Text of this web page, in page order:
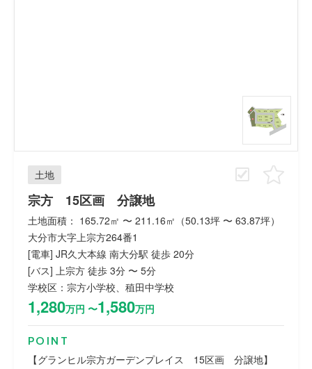
土地
宗方 15区画 分譲地
土地面積： 165.72㎡ 〜 211.16㎡（50.13坪 〜 63.87坪）
大分市大字上宗方264番1
[電車] JR久大本線 南大分駅 徒歩 20分
[バス] 上宗方 徒歩 3分 〜 5分
学校区：宗方小学校、稙田中学校
1,280万円 〜1,580万円
POINT
【グランヒル宗方ガーデンプレイス 15区画 分譲地】